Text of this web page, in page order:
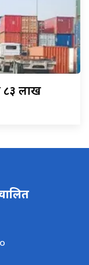
८३ लाख